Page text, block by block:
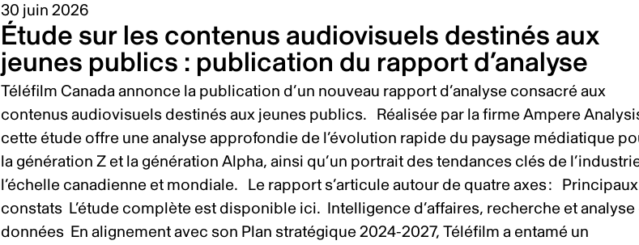
30 juin 2026
Étude sur les contenus audiovisuels destinés aux
jeunes publics : publication du rapport d’analyse
Téléfilm Canada annonce la publication d’un nouveau rapport d’analyse consacré aux
contenus audiovisuels destinés aux jeunes publics. Réalisée par la firme Ampere
cette étude offre une analyse approfondie de l’évolution rapide du paysage médiatique
la génération Z et la génération Alpha, ainsi qu’un portrait des tendances clés de
l’échelle canadienne et mondiale. Le rapport s’articule autour de quatre axes : Principaux
constats L’étude complète est disponible ici. Intelligence d’affaires, recherche et analyse
données En alignement avec son Plan stratégique 2024-2027, Téléfilm a entamé un